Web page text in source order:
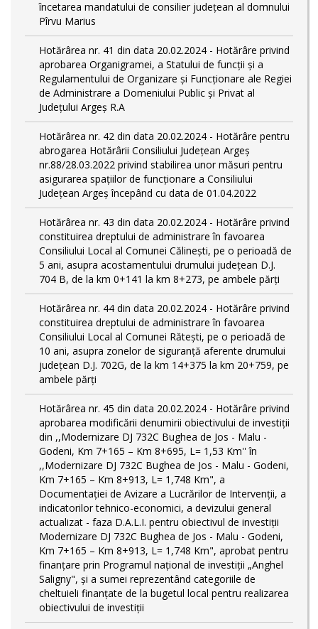
încetarea mandatului de consilier județean al domnului
Pîrvu Marius
Hotărârea nr. 41 din data 20.02.2024 - Hotărâre privind
aprobarea Organigramei, a Statului de funcţii și a
Regulamentului de Organizare și Funcționare ale Regiei
de Administrare a Domeniului Public și Privat al
Județului Argeș R.A
Hotărârea nr. 42 din data 20.02.2024 - Hotărâre pentru
abrogarea Hotărârii Consiliului Județean Argeș
nr.88/28.03.2022 privind stabilirea unor măsuri pentru
asigurarea spațiilor de funcționare a Consiliului
Județean Argeș începând cu data de 01.04.2022
Hotărârea nr. 43 din data 20.02.2024 - Hotărâre privind
constituirea dreptului de administrare în favoarea
Consiliului Local al Comunei Călinești, pe o perioadă de
5 ani, asupra acostamentului drumului județean D.J.
704 B, de la km 0+141 la km 8+273, pe ambele părți
Hotărârea nr. 44 din data 20.02.2024 - Hotărâre privind
constituirea dreptului de administrare în favoarea
Consiliului Local al Comunei Rătești, pe o perioadă de
10 ani, asupra zonelor de siguranță aferente drumului
județean D.J. 702G, de la km 14+375 la km 20+759, pe
ambele părți
Hotărârea nr. 45 din data 20.02.2024 - Hotărâre privind
aprobarea modificării denumirii obiectivului de investiții
din ,,Modernizare DJ 732C Bughea de Jos - Malu -
Godeni, Km 7+165 – Km 8+695, L= 1,53 Km'' în
,,Modernizare DJ 732C Bughea de Jos - Malu - Godeni,
Km 7+165 – Km 8+913, L= 1,748 Km", a
Documentației de Avizare a Lucrărilor de Intervenții, a
indicatorilor tehnico-economici, a devizului general
actualizat - faza D.A.L.I. pentru obiectivul de investiţii
Modernizare DJ 732C Bughea de Jos - Malu - Godeni,
Km 7+165 – Km 8+913, L= 1,748 Km", aprobat pentru
finanțare prin Programul național de investiții „Anghel
Saligny", și a sumei reprezentând categoriile de
cheltuieli finanțate de la bugetul local pentru realizarea
obiectivului de investiții